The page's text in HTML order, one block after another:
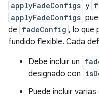
applyFadeConfigs y
applyFadeConfigs
de fadeConfig , lo que
fundido flexible. Cada
Debe incluir un
designado con
Puede incluir